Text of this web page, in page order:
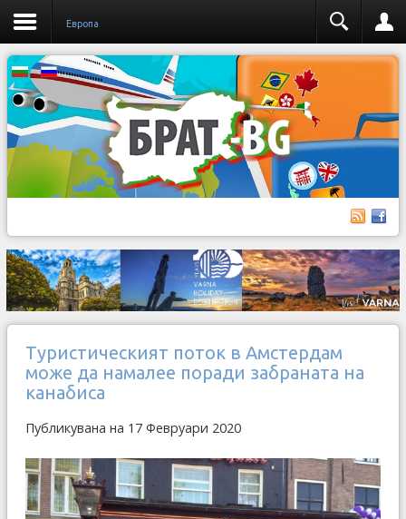
Европа
Туристическият поток в Амстердам
може да намалее поради забраната на
канабиса
Публикувана на 17 Февруари 2020